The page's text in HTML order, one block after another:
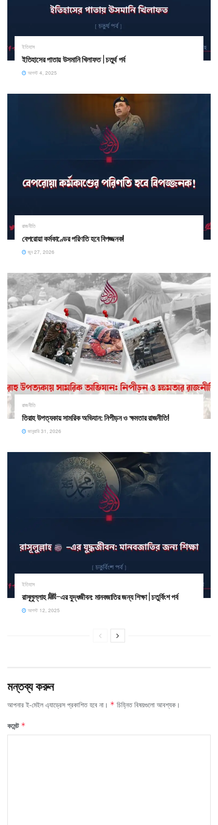
ইতিহাস
ইতিহাসের পাতায় উসমানি খিলাফত | চতুর্থ পর্ব
আগস্ট 4, 2025
রাজনীতি
বেপরোয়া কর্মকাণ্ডের পরিণতি হবে বিপজ্জনক!
জুন 27, 2026
রাজনীতি
​তিরাহ উপত্যকায় সামরিক অভিযান: নিপীড়ন ও ক্ষমতার রাজনীতি! ​
জানুয়ারি 31, 2026
ইতিহাস
রাসূলুল্লাহ ﷺ–এর যুদ্ধজীবন: মানবজাতির জন্য শিক্ষা | চতুর্বিংশ পর্ব
আগস্ট 12, 2025
মন্তব্য করুন
আপনার ই-মেইল এ্যাড্রেস প্রকাশিত হবে না। * চিহ্নিত বিষয়গুলো আবশ্যক।
কমেন্ট *